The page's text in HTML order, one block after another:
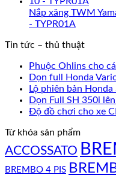
Nắp xăng TWM
- TYPR01A
Tin tức – thủ thuật
Phuộc Ohlins cho
Dọn full Honda
Lộ phiên bản
Dọn Full SH 350i
Độ đồ chơi cho xe
Từ khóa sản phẩm
ACCOSSATO
BREMBO 4 PIS